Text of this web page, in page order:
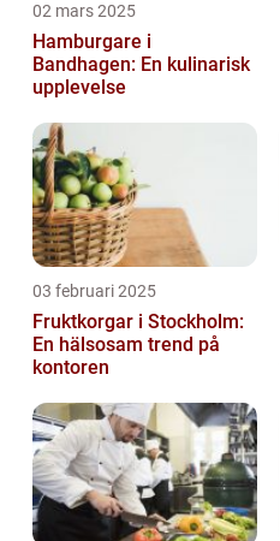
02 mars 2025
Hamburgare i
Bandhagen: En kulinarisk
upplevelse
03 februari 2025
Fruktkorgar i Stockholm:
En hälsosam trend på
kontoren